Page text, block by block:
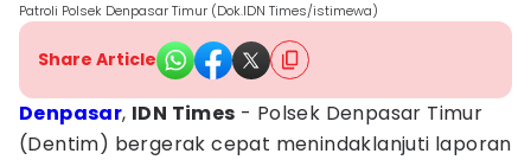
Patroli Polsek Denpasar Timur (Dok.IDN Times/istimewa)
Share Article
Denpasar, IDN Times - Polsek Denpasar Timur
(Dentim) bergerak cepat menindaklanjuti laporan